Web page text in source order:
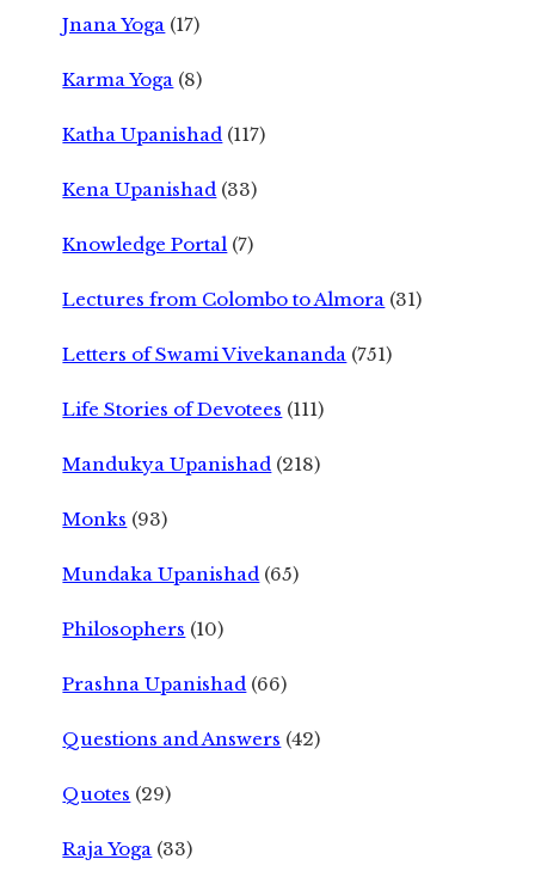
Jnana Yoga (17)
Karma Yoga (8)
Katha Upanishad (117)
Kena Upanishad (33)
Knowledge Portal (7)
Lectures from Colombo to Almora (31)
Letters of Swami Vivekananda (751)
Life Stories of Devotees (111)
Mandukya Upanishad (218)
Monks (93)
Mundaka Upanishad (65)
Philosophers (10)
Prashna Upanishad (66)
Questions and Answers (42)
Quotes (29)
Raja Yoga (33)